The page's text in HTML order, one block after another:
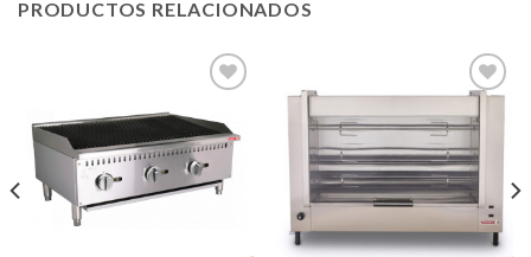
PRODUCTOS RELACIONADOS
Añadir
a la
lista de
deseos
Añadir
a la
lista de
deseos